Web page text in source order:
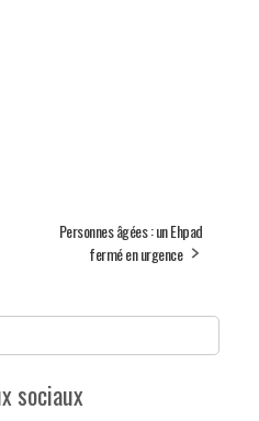
Personnes âgées : un Ehpad
fermé en urgence
sociaux